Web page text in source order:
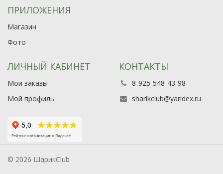
ПРИЛОЖЕНИЯ
Магазин
Фото
ЛИЧНЫЙ КАБИНЕТ
Мои заказы
Мой профиль
КОНТАКТЫ
8-925-548-43-98
sharikclub@yandex.ru
© 2026 ШарикClub